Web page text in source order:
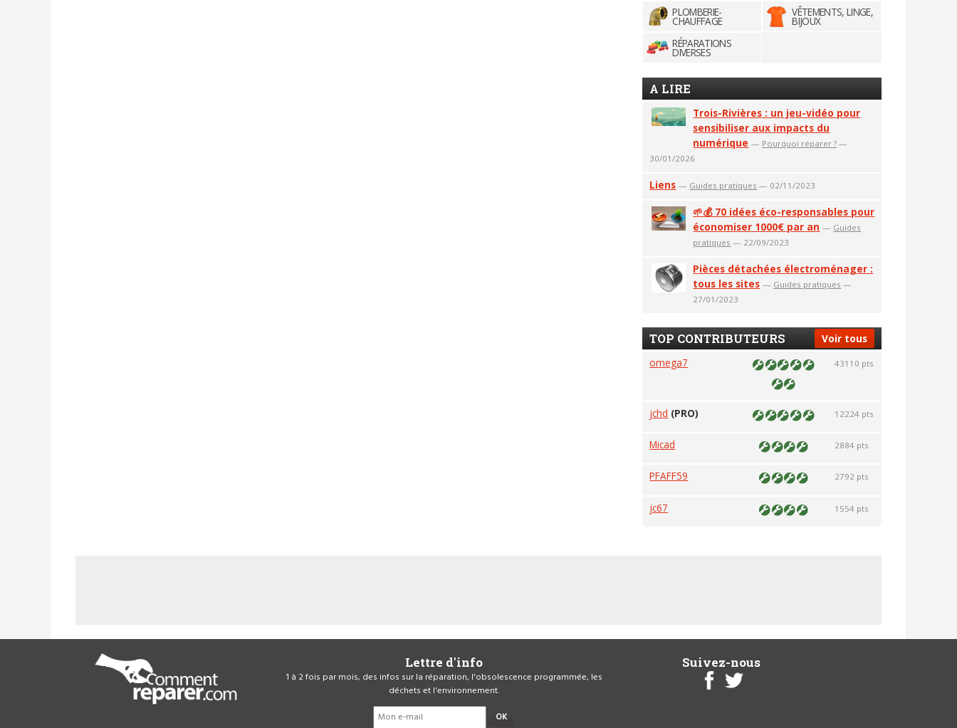
PLOMBERIE-
CHAUFFAGE
VÊTEMENTS, LINGE,
BIJOUX
RÉPARATIONS
DIVERSES
A LIRE
Trois-Rivières : un jeu-vidéo pour
sensibiliser aux impacts du
numérique — Pourquoi réparer ? —
30/01/2026
Liens — Guides pratiques — 02/11/2023
🌱💰 70 idées éco-responsables pour
économiser 1000€ par an — Guides
pratiques — 22/09/2023
Pièces détachées électroménager :
tous les sites — Guides pratiques —
27/01/2023
Voir tous
TOP CONTRIBUTEURS
omega7 43110 pts
jchd (PRO) 12224 pts
Micad 2884 pts
PFAFF59 2792 pts
jc67 1554 pts
Lettre d'info
1 à 2 fois par mois, des infos sur la réparation, l'obsolescence programmée, les
déchets et l'environnement.
OK
Suivez-nous